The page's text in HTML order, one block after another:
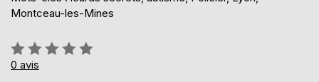
Montceau-les-Mines
Évaluation:
0%
0 avis